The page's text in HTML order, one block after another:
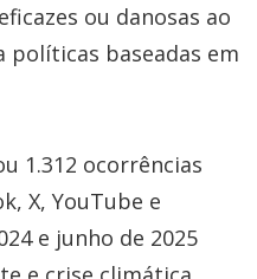
ou danosas ao
baseadas em
1.312 ocorrências
X, YouTube e
e junho de 2025